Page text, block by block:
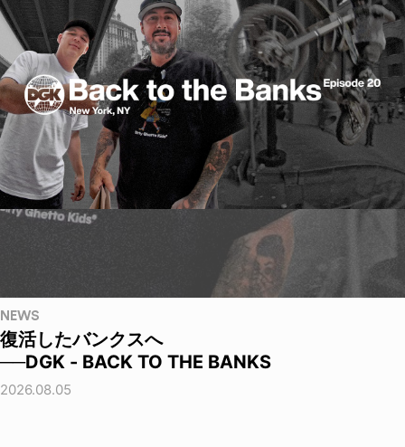
NEWS
復活したバンクスへ
──DGK - BACK TO THE BANKS
2026.08.05